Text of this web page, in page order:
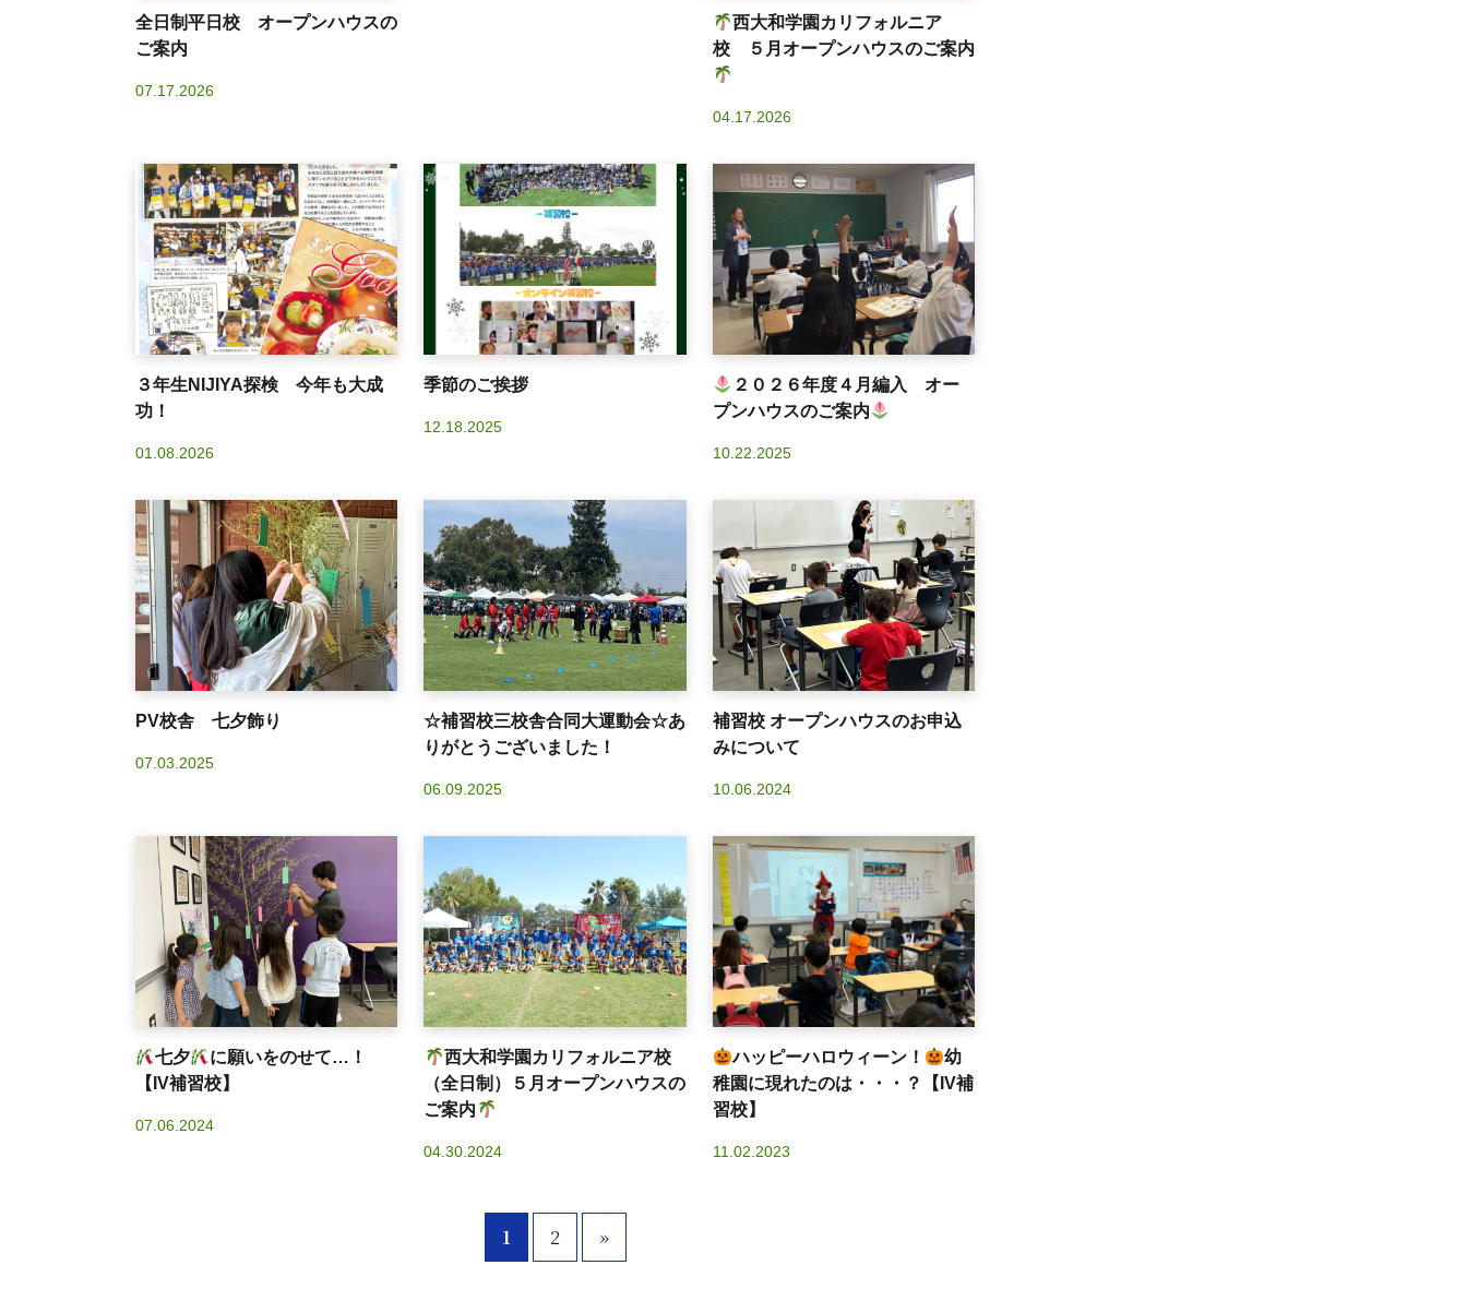
全日制平日校 オープンハウスの
ご案内
07.17.2026
西大和学園カリフォルニア
校 ５月オープンハウスのご案内
04.17.2026
３年生NIJIYA探検 今年も大成
功！
01.08.2026
季節のご挨拶
12.18.2025
２０２６年度４月編入 オー
プンハウスのご案内
10.22.2025
PV校舎 七夕飾り
07.03.2025
☆補習校三校舎合同大運動会☆あ
りがとうございました！
06.09.2025
補習校 オープンハウスのお申込
みについて
10.06.2024
七夕
に願いをのせて…！
【IV補習校】
07.06.2024
西大和学園カリフォルニア校
（全日制）５月オープンハウスの
ご案内
04.30.2024
ハッピーハロウィーン！
幼
稚園に現れたのは・・・？【IV補
習校】
11.02.2023
1 2 »